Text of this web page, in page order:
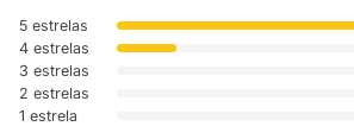
5 estrelas
4 estrelas
3 estrelas
2 estrelas
1 estrela